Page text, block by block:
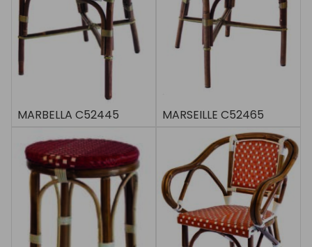
MARBELLA C52445 MARSEILLE C52465